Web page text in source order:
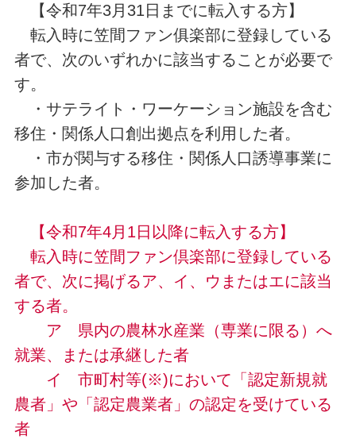
【令和7年3月31日までに転入する方】
転入時に笠間ファン俱楽部に登録している
者で、次のいずれかに該当することが必要で
す。
・サテライト・ワーケーション施設を含む
移住・関係人口創出拠点を利用した者。
・市が関与する移住・関係人口誘導事業に
参加した者。
【令和7年4月1日以降に転入する方】
転入時に笠間ファン倶楽部に登録している
者で、次に掲げるア、イ、ウまたはエに該当
する者。
ア 県内の農林水産業（専業に限る）へ
就業、または承継した者
イ 市町村等(※)において「認定新規就
農者」や「認定農業者」の認定を受けている
者